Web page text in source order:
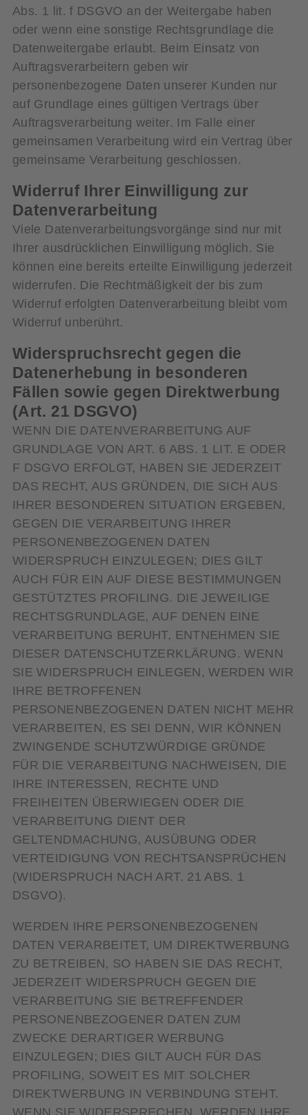
Abs. 1 lit. f DSGVO an der Weitergabe haben
oder wenn eine sonstige Rechtsgrundlage die
Datenweitergabe erlaubt. Beim Einsatz von
Auftragsverarbeitern geben wir
personenbezogene Daten unserer Kunden nur
auf Grundlage eines gültigen Vertrags über
Auftragsverarbeitung weiter. Im Falle einer
gemeinsamen Verarbeitung wird ein Vertrag über
gemeinsame Verarbeitung geschlossen.
Widerruf Ihrer Einwilligung zur
Datenverarbeitung
Viele Datenverarbeitungsvorgänge sind nur mit
Ihrer ausdrücklichen Einwilligung möglich. Sie
können eine bereits erteilte Einwilligung jederzeit
widerrufen. Die Rechtmäßigkeit der bis zum
Widerruf erfolgten Datenverarbeitung bleibt vom
Widerruf unberührt.
Widerspruchsrecht gegen die
Datenerhebung in besonderen
Fällen sowie gegen Direktwerbung
(Art. 21 DSGVO)
WENN DIE DATENVERARBEITUNG AUF
GRUNDLAGE VON ART. 6 ABS. 1 LIT. E ODER
F DSGVO ERFOLGT, HABEN SIE JEDERZEIT
DAS RECHT, AUS GRÜNDEN, DIE SICH AUS
IHRER BESONDEREN SITUATION ERGEBEN,
GEGEN DIE VERARBEITUNG IHRER
PERSONENBEZOGENEN DATEN
WIDERSPRUCH EINZULEGEN; DIES GILT
AUCH FÜR EIN AUF DIESE BESTIMMUNGEN
GESTÜTZTES PROFILING. DIE JEWEILIGE
RECHTSGRUNDLAGE, AUF DENEN EINE
VERARBEITUNG BERUHT, ENTNEHMEN SIE
DIESER DATENSCHUTZERKLÄRUNG. WENN
SIE WIDERSPRUCH EINLEGEN, WERDEN WIR
IHRE BETROFFENEN
PERSONENBEZOGENEN DATEN NICHT MEHR
VERARBEITEN, ES SEI DENN, WIR KÖNNEN
ZWINGENDE SCHUTZWÜRDIGE GRÜNDE
FÜR DIE VERARBEITUNG NACHWEISEN, DIE
IHRE INTERESSEN, RECHTE UND
FREIHEITEN ÜBERWIEGEN ODER DIE
VERARBEITUNG DIENT DER
GELTENDMACHUNG, AUSÜBUNG ODER
VERTEIDIGUNG VON RECHTSANSPRÜCHEN
(WIDERSPRUCH NACH ART. 21 ABS. 1
DSGVO).
WERDEN IHRE PERSONENBEZOGENEN
DATEN VERARBEITET, UM DIREKTWERBUNG
ZU BETREIBEN, SO HABEN SIE DAS RECHT,
JEDERZEIT WIDERSPRUCH GEGEN DIE
VERARBEITUNG SIE BETREFFENDER
PERSONENBEZOGENER DATEN ZUM
ZWECKE DERARTIGER WERBUNG
EINZULEGEN; DIES GILT AUCH FÜR DAS
PROFILING, SOWEIT ES MIT SOLCHER
DIREKTWERBUNG IN VERBINDUNG STEHT.
WENN SIE WIDERSPRECHEN, WERDEN IHRE